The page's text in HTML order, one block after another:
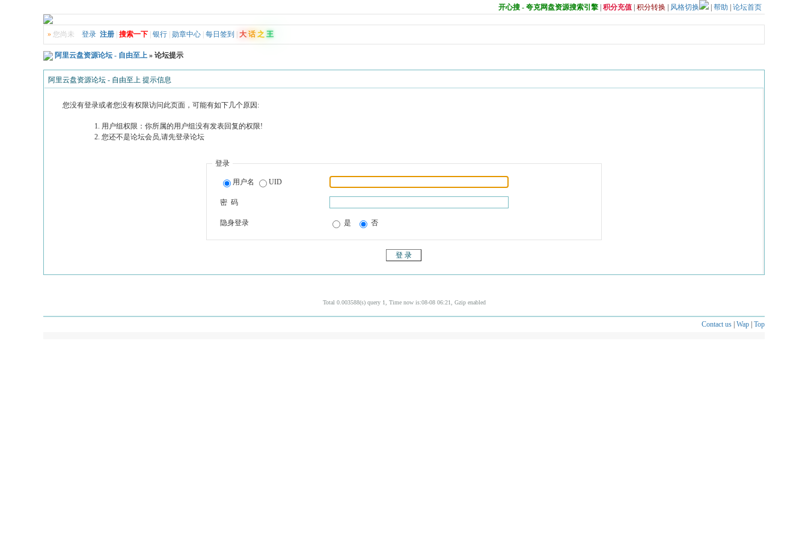
开心搜 - 夸克网盘资源搜索引擎 积分充值 积分转换 风格切换 帮助 论坛首页
» 您尚未 登录 注册 搜索一下 银行 勋章中心 每日签到 大 话 之 王
阿里云盘资源论坛 - 自由至上 » 论坛提示
阿里云盘资源论坛 - 自由至上 提示信息
您没有登录或者您没有权限访问此页面，可能有如下几个原因:
用户组权限：你所属的用户组没有发表回复的权限!
您还不是论坛会员,请先登录论坛
登录
用户名 UID
密 码
隐身登录 是 否
Total 0.003588(s) query 1, Time now is:08-08 06:21, Gzip enabled
Contact us Wap Top